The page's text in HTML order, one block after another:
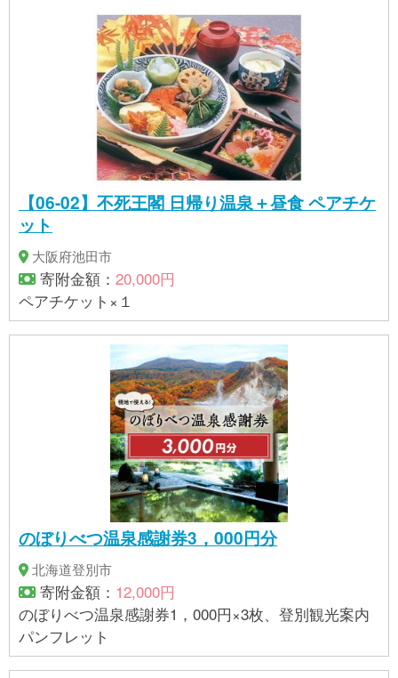
【06-02】不死王閣 日帰り温泉＋昼食 ペアチケ
ット
大阪府池田市
寄附金額： 20,000円
ペアチケット×１
のぼりべつ温泉感謝券3，000円分
北海道登別市
寄附金額： 12,000円
のぼりべつ温泉感謝券1，000円×3枚、登別観光案内
パンフレット